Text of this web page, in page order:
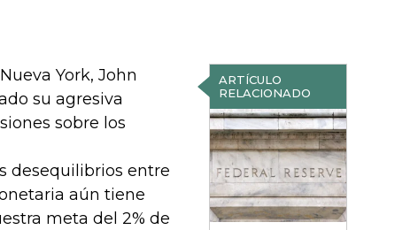
ARTÍCULO
RELACIONADO
York, John
su agresiva
sobre los
desequilibrios entre
aún tiene
meta del 2% de